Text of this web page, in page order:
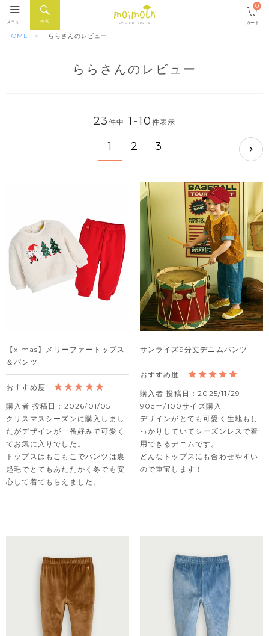
ONLINE STORE
検索
メニュー カート
0
HOME ららさんのレビュー
ららさんのレビュー
23件中 1 -10 件表示
1 2 3
【x'mas】メリーファートップス
＆パンツ
購入者 投稿日
2026/01/05
クリスマスシーズンに購入しまし
たがデザインが一番好みで可愛く
てお気に入りでした。
トップスはもこもこでパンツは裏
起毛でとてもあたたかく冬でも安
心して着てもらえました。
サンライズ9分丈デニムパンツ
購入者 投稿日
2025/11/29
90cm/100サイズ購入
デザインがとても可愛く生地もし
っかりしていてシーズンレスで着
用できるデニムです。
どんなトップスにも合わせやすい
ので重宝します！